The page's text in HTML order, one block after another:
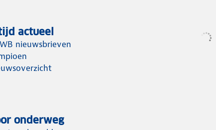
actueel
nieuwsbrieven
onderweg